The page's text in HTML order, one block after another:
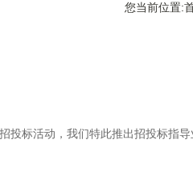
您当前位置:
标活动，我们特此推出招投标指